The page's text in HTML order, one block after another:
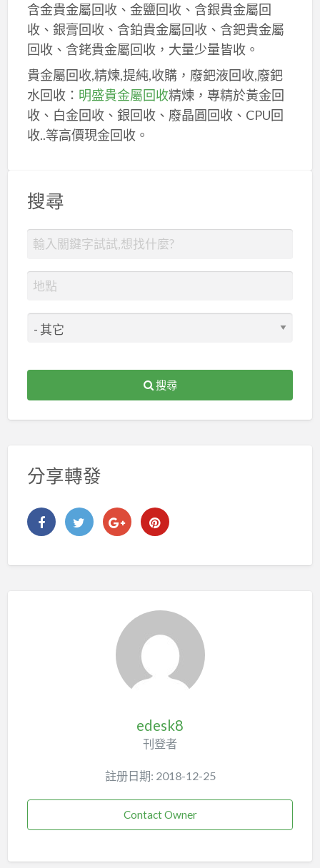
含金貴金屬回收、金鹽回收、含銀貴金屬回
收、銀膏回收、含鉑貴金屬回收、含鈀貴金屬
回收、含銠貴金屬回收，大量少量皆收。
貴金屬回收,精煉,提純,收購，廢鈀液回收,廢鈀
水回收： 明盛貴金屬回收精煉，專精於黃金回
收、白金回收、銀回收、廢晶圓回收、CPU回
收..等高價現金回收。
搜尋
搜尋
分享轉發
edesk8
刊登者
註册日期: 2018-12-25
Contact Owner